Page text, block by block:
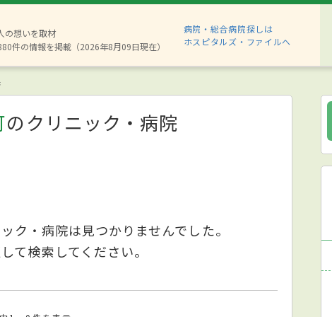
の想いを取材
件の情報を掲載（2026年8月09日現在）
病院・総合病院探しは
ホスピタルズ・ファイルへ
のクリニック・病院
ク・病院は見つかりませんでした。
て検索してください。